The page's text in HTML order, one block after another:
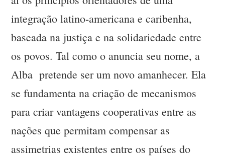
integração latino-americana e caribenha,
baseada na justiça e na solidariedade entre
os povos. Tal como o anuncia seu nome, a
Alba pretende ser um novo amanhecer. Ela
se fundamenta na criação de mecanismos
para criar vantagens cooperativas entre as
nações que permitam compensar as
assimetrias existentes entre os países do